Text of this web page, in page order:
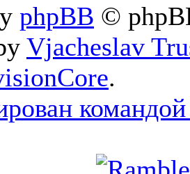
phpBB ©
Vjacheslav
.